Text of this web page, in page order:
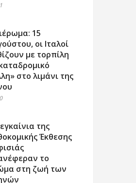
15
οι Ιταλοί
με τορπίλη
στο λιμάνι της
της
Έκθεσης
το
στη ζωή των